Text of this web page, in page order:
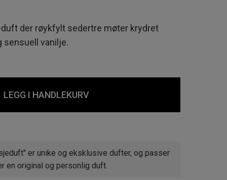
der røykfylt sedertre møter krydret
sensuell vanilje.
LEGG I HANDLEKURV
er unike og eksklusive dufter, og passer
en original og personlig duft.